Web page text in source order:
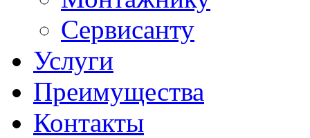
Сервисанту
Услуги
Преимущества
Контакты